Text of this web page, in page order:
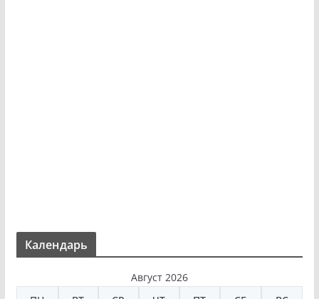
Календарь
Август 2026